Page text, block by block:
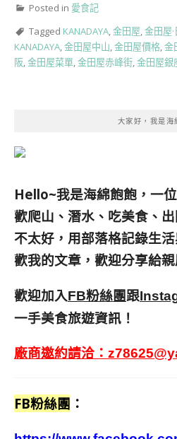
Posted in 愛食記
Tagged KANADAYA,金田屋,金田屋
KANADAYA,金田屋中山,金田屋價格,金
阪,金田屋菜單,金田屋赤峰街,金田屋銀
大家好，我是海
Hello~我是海綿飽飽，一
歡爬山、潛水、吃美食、
不太好，用部落格記錄生活
歡我的文章，歡迎分享給
歡迎加入FB粉絲團跟
一手美食旅遊資訊！
廠商邀約請洽：
FB粉絲團 ：